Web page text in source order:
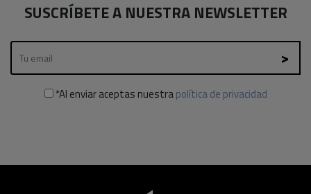
SUSCRÍBETE A NUESTRA NEWSLETTER
*Al enviar aceptas nuestrapolítica de privacidad